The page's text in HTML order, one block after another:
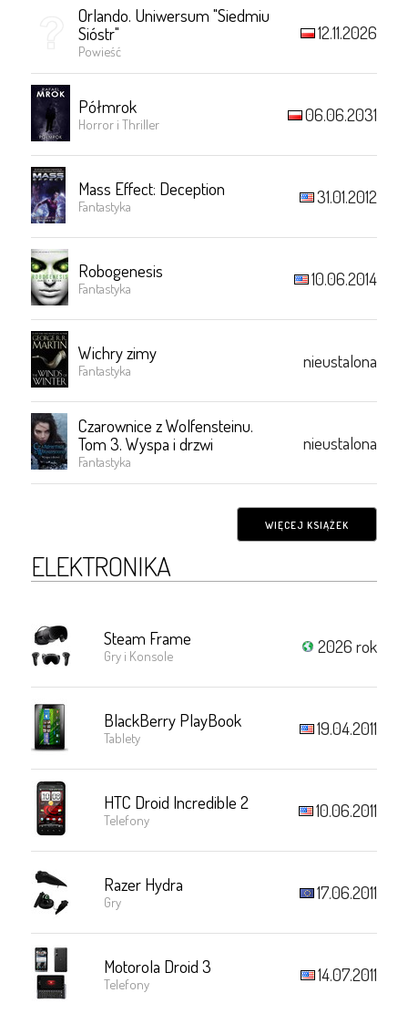
Orlando. Uniwersum "Siedmiu
Sióstr"
Powieść
12.11.2026
Półmrok
Horror i Thriller 06.06.2031
Mass Effect: Deception
Fantastyka 31.01.2012
Robogenesis
Fantastyka 10.06.2014
Wichry zimy
Fantastyka nieustalona
Czarownice z Wolfensteinu.
Tom 3. Wyspa i drzwi
Fantastyka
nieustalona
WIĘCEJ KSIĄŻEK
ELEKTRONIKA
Steam Frame
Gry i Konsole 2026 rok
BlackBerry PlayBook
Tablety 19.04.2011
HTC Droid Incredible 2
Telefony 10.06.2011
Razer Hydra
Gry 17.06.2011
Motorola Droid 3
Telefony 14.07.2011